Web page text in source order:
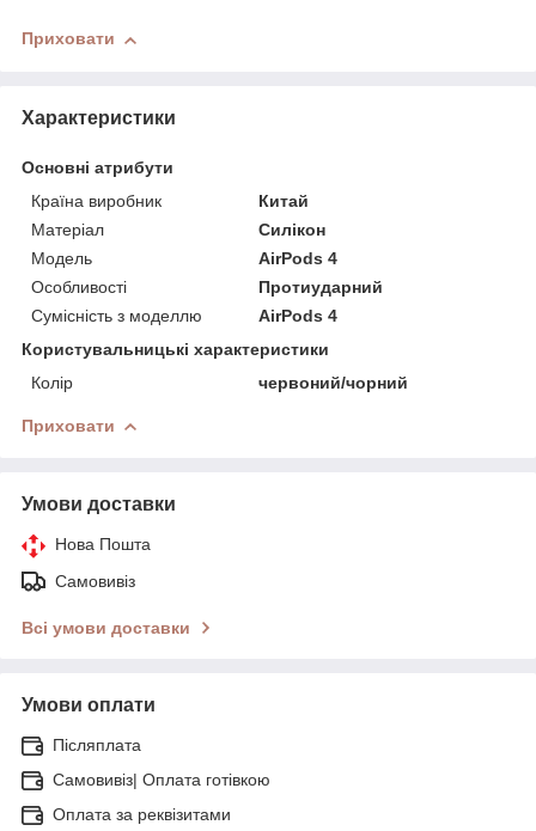
Приховати
Характеристики
Основні атрибути
Країна виробник
Китай
Матеріал
Силікон
Модель
AirPods 4
Особливості
Протиударний
Сумісність з моделлю
AirPods 4
Користувальницькі характеристики
Колір
червоний/чорний
Приховати
Умови доставки
Нова Пошта
Самовивіз
Всі умови доставки
Умови оплати
Післяплата
Самовивіз| Оплата готівкою
Оплата за реквізитами